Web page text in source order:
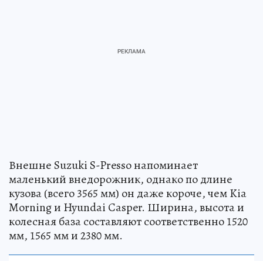
Внешне Suzuki S-Presso напоминает
маленький внедорожник, однако по длине
кузова (всего 3565 мм) он даже короче, чем Kia
Morning и Hyundai Casper. Ширина, высота и
колесная база составляют соответственно 1520
мм, 1565 мм и 2380 мм.